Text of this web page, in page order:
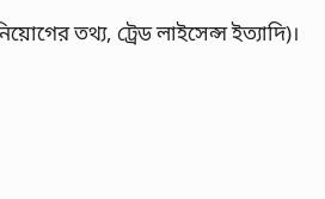
তথ্য, ট্রেড লাইসেন্স ইত্যাদি)।